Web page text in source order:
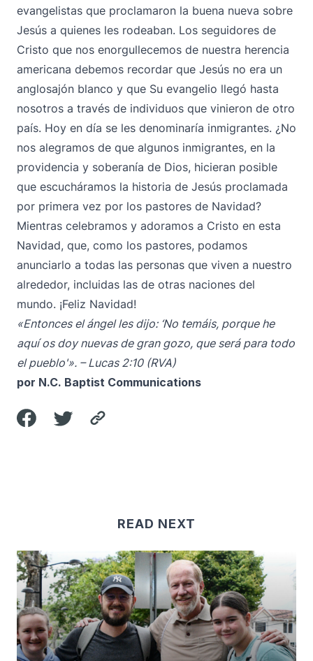
evangelistas que proclamaron la buena nueva sobre
Jesús a quienes les rodeaban. Los seguidores de
Cristo que nos enorgullecemos de nuestra herencia
americana debemos recordar que Jesús no era un
anglosajón blanco y que Su evangelio llegó hasta
nosotros a través de individuos que vinieron de otro
país. Hoy en día se les denominaría inmigrantes. ¿No
nos alegramos de que algunos inmigrantes, en la
providencia y soberanía de Dios, hicieran posible
que escucháramos la historia de Jesús proclamada
por primera vez por los pastores de Navidad?
Mientras celebramos y adoramos a Cristo en esta
Navidad, que, como los pastores, podamos
anunciarlo a todas las personas que viven a nuestro
alrededor, incluidas las de otras naciones del
mundo. ¡Feliz Navidad!
«Entonces el ángel les dijo: ‘No temáis, porque he
aquí os doy nuevas de gran gozo, que será para todo
el pueblo'». – Lucas 2:10 (RVA)
por N.C. Baptist Communications
READ NEXT